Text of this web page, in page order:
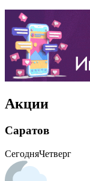
Акции
Саратов
СегодняЧетверг